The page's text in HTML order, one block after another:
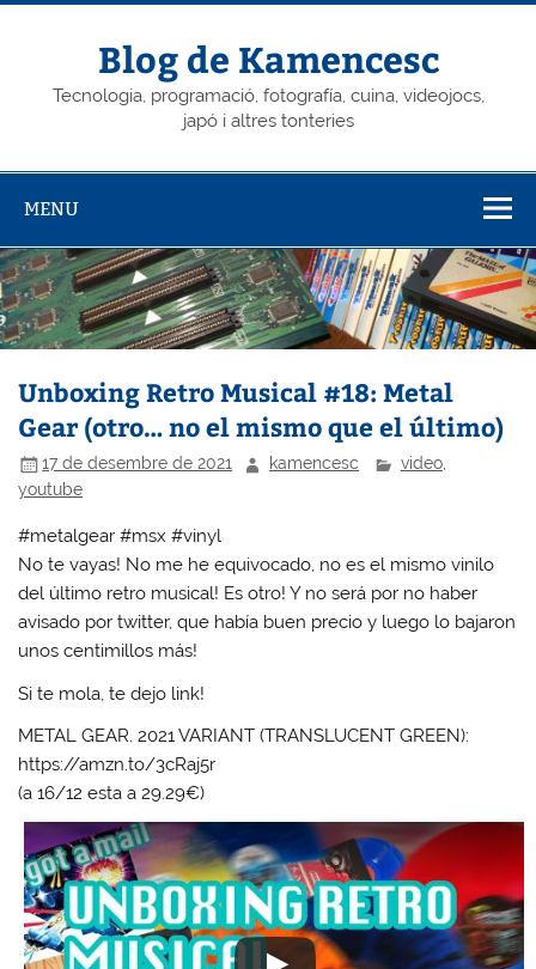
Skip
Blog de Kamencesc
Tecnologia, programació, fotografía, cuina, videojocs,
japó i altres tonteries
MENU
Unboxing Retro Musical #18: Metal
Gear (otro… no el mismo que el último)
17 de desembre de 2021 kamencesc video,
youtube
#metalgear #msx #vinyl
No te vayas! No me he equivocado, no es el mismo vinilo
del último retro musical! Es otro! Y no será por no haber
avisado por twitter, que había buen precio y luego lo bajaron
unos centimillos más!
Si te mola, te dejo link!
METAL GEAR. 2021 VARIANT (TRANSLUCENT GREEN):
https://amzn.to/3cRaj5r
(a 16/12 esta a 29.29€)